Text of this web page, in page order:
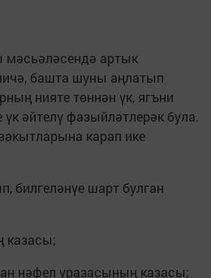
мәсьәләсендә артык
башта шуны аңлатып
нияте төннән үк, ягъни
үк әйтелү фазыйләтлерәк була.
карап ике
билгеләнүе шарт булган
казасы;
нәфел уразасының казасы;